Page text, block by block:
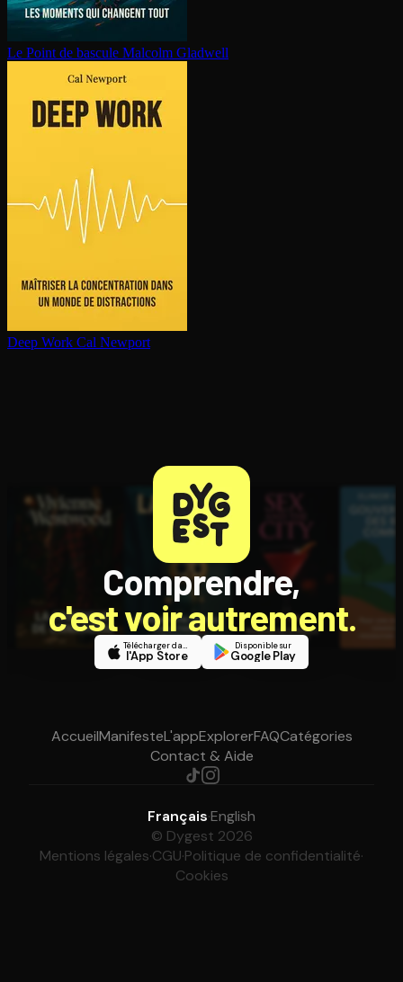
Le Point de bascule Malcolm Gladwell
Deep Work Cal Newport
Comprendre,
c'est voir autrement.
Télécharger dans
l'App Store
Disponible sur
Google Play
AccueilManifesteL'appExplorerFAQCatégories
Contact & Aide
Français·English
© Dygest 2026
Mentions légales·CGU·Politique de confidentialité·
Cookies